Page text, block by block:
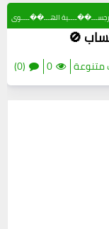
🚫
متنوعة 0
(0)
الهـــ��ــــوى